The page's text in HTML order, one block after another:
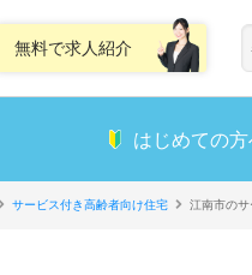
無料で求人紹介
はじめての
サービス付き高齢者向け住宅 江南市の